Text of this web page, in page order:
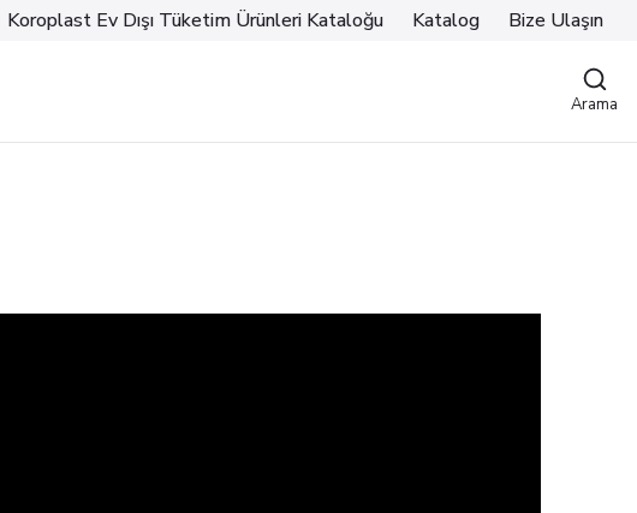
Koroplast Ev Dışı Tüketim Ürünleri Kataloğu Katalog Bize Ulaşın
Arama